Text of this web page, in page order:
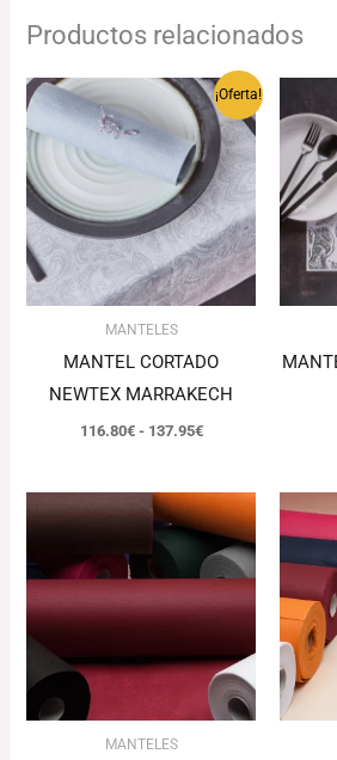
Productos relacionados
¡Oferta!
MANTELES
MANTEL CORTADO
NEWTEX MARRAKECH
116.80€ - 137.95€
Rango
de
precios:
desde
116.80€
hasta
137.95€
MANTELES
Rango
de
precios:
desde
13.98€
hasta
50.64€